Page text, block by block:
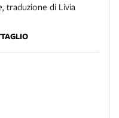
, traduzione di Livia